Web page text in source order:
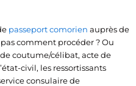
passeport comorien auprès de
comment procéder ? Ou
coutume/célibat, acte de
civil, les ressortissants
consulaire de